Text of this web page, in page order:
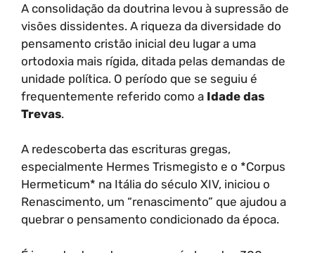
A consolidação da doutrina levou à supressão de
visões dissidentes. A riqueza da diversidade do
pensamento cristão inicial deu lugar a uma
ortodoxia mais rígida, ditada pelas demandas de
unidade política. O período que se seguiu é
frequentemente referido como a Idade das
Trevas.
A redescoberta das escrituras gregas,
especialmente Hermes Trismegisto e o *Corpus
Hermeticum* na Itália do século XIV, iniciou o
Renascimento, um “renascimento” que ajudou a
quebrar o pensamento condicionado da época.